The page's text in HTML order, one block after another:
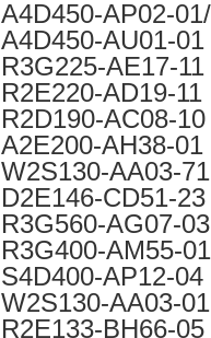
A4D450-AP02-
A4D450-AU01-01
R3G225-AE17-11
R2E220-AD19-11
R2D190-AC08-10
A2E200-AH38-01
W2S130-AA03-71
D2E146-CD51-23
R3G560-AG07-03
R3G400-AM55-01
S4D400-AP12-04
W2S130-AA03-01
R2E133-BH66-05